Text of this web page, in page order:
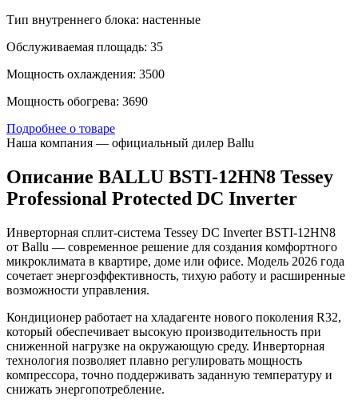
Тип внутреннего блока: настенные
Обслуживаемая площадь: 35
Мощность охлаждения: 3500
Мощность обогрева: 3690
Подробнее о товаре
Наша компания — официальный дилер Ballu
Описание BALLU BSTI-12HN8 Tessey
Professional Protected DC Inverter
Инверторная сплит-система Tessey DC Inverter BSTI-12HN8
от Ballu — современное решение для создания комфортного
микроклимата в квартире, доме или офисе. Модель 2026 года
сочетает энергоэффективность, тихую работу и расширенные
возможности управления.
Кондиционер работает на хладагенте нового поколения R32,
который обеспечивает высокую производительность при
сниженной нагрузке на окружающую среду. Инверторная
технология позволяет плавно регулировать мощность
компрессора, точно поддерживать заданную температуру и
снижать энергопотребление.